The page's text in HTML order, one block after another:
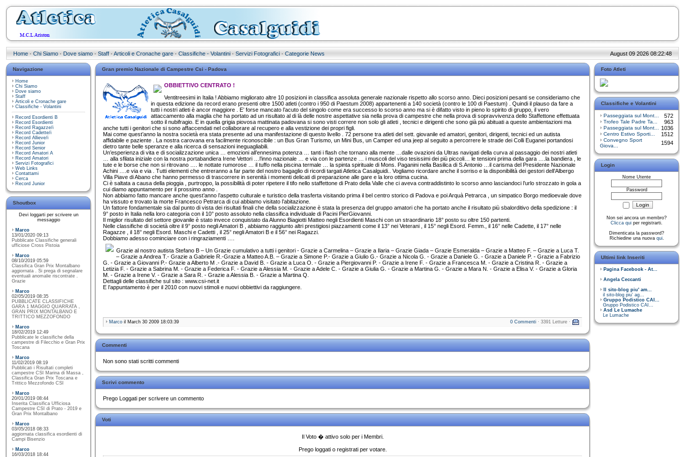
Home · Chi Siamo · Dove siamo · Staff · Articoli e Cronache gare · Classifiche - Volantini · Servizi Fotografici · Categorie News August 09 2026 08:22:48
Navigazione
Home
Chi Siamo
Dove siamo
Staff
Articoli e Cronache gare
Classifiche - Volantini
Record Esordienti B
Record Esordienti
Record Ragazze/i
Record Cadette/i
Record Allieve/i
Record Junior
Record Senior
Record Amatori A
Record Amatori
Servizi Fotografici
Web Links
Contattami
Cerca
Record Junior
Shoutbox
Devi loggarti per scrivere un
messaggio
Marco
13/01/2020 09:13
Pubblicate Classifiche generali
ufficiose Cross Pistoia
Marco
08/10/2019 05:59
Classifica Gran Prix Montalbano
aggiornata . Si prega di segnalare
eventuali anomalie riscontrate .
Grazie
Marco
02/05/2019 08:35
PUBBLICATE CLASSIFICHE
GARA 1 MAGGIO QUARRATA ,
GRAN PRIX MONTALBANO E
TRITTICO MEZZOFONDO
Marco
18/02/2019 12:49
Pubblicate le classifiche della
campestre di Filecchio e Gran Prix
Toscana
Marco
11/02/2019 08:19
Pubblicati i Risultati completi
campestre CSI Marina di Massa ,
Classifica Gran Prix Toscana e
Trittico Mezzofondo CSI
Marco
20/01/2019 08:44
Inserita Classifica Ufficiosa
Campestre CSI di Prato - 2019 e
Gran Prix Montalbano
Marco
03/05/2018 08:33
aggiornata classifica esordienti di
Campi Bisenzio
Marco
16/03/2018 18:44
Gran premio Nazionale di Campestre Csi - Padova
OBBIETTIVO CENTRATO !
Ventitreesimi in Italia ! Abbiamo migliorato altre 10 posizioni in classifica assoluta generale nazionale rispetto allo scorso anno. Dieci posizioni pesanti se consideriamo che
in questa edizione da record erano presenti oltre 1500 atleti (contro i 950 di Paestum 2008) appartenenti a 140 società (contro le 100 di Paestum) . Quindi il plauso da fare a
tutti i nostri atleti è ancor maggiore . E’ forse mancato l’acuto del singolo come era successo lo scorso anno ma si è difatto visto in pieno lo spirito di gruppo, il vero
attaccamento alla maglia che ha portato ad un risultato al di là delle nostre aspettative sia nella prova di campestre che nella prova di sopravvivenza dello Staffettone effettuata
sotto il nubifragio. E in quella grigia piovosa mattinata padovana si sono visti correre non solo gli atleti , tecnici e dirigenti che sono già più abituati a queste ambientazioni ma
anche tutti i genitori che si sono affaccendati nel collaborare al recupero e alla vestizione dei propri figli.
Mai come quest’anno la nostra società era stata presente ad una manifestazione di questo livello . 72 persone tra atleti del sett. giovanile ed amatori, genitori, dirigenti, tecnici ed un autista
affidabile e paziente . La nostra carovana era facilmente riconoscibile : un Bus Gran Turismo, un Mini Bus, un Camper ed una jeep al seguito a percorrere le strade dei Colli Euganei portandosi
dietro tante belle speranze e alla ricerca di sensazioni ineguagliabili.
Un’esperienza di vita e di socializzazione unica … emozioni all’ennesima potenza … tanti i flash che tornano alla mente …dalle ovazioni da Ultras navigati della curva al passaggio dei nostri atleti
… alla sfilata iniziale con la nostra portabandiera Irene Vettori …l’inno nazionale … e via con le partenze … i muscoli del viso tesissimi dei più piccoli… le tensioni prima della gara ….la bandiera , le
tute e le borse che non si ritrovano …. le nottate rumorose … il tuffo nella piscina termale … la spinta spirituale di Mons. Paganini nella Basilica di S.Antonio …il carisma del Presidente Nazionale
Achini ….e via e via . Tutti elementi che entreranno a far parte del nostro bagaglio di ricordi targati Atletica Casalguidi.. Vogliamo ricordare anche il sorriso e la disponibilità dei gestori dell’Albergo
Villa Piave di Abano che hanno permesso di trascorrere in serenità i momenti delicati di preparazione alle gare e la loro ottima cucina.
Ci è saltata a causa della pioggia , purtroppo, la possibilità di poter ripetere il tifo nello staffettone di Prato della Valle che ci aveva contraddistinto lo scorso anno lasciandoci l’urlo strozzato in gola a
cui diamo appuntamento per il prossimo anno .
Non abbiamo fatto mancare anche quest’anno l’aspetto culturale e turistico della trasferta visitando prima il bel centro storico di Padova e poi Arquà Petrarca , un simpatico Borgo medioevale dove
ha vissuto e trovato la morte Francesco Petrarca di cui abbiamo visitato l’abitazione.
Un fattore fondamentale sia dal punto di vista dei risultati finali che della socializzazione è stata la presenza del gruppo amatori che ha portato anche il risultato più sbalorditivo della spedizione : il
9° posto in Italia nella loro categoria con il 10° posto assoluto nella classifica individuale di Pacini PierGiovanni.
Il miglior risultato del settore giovanile è stato invece conquistato da Alunno Biagiotti Matteo negli Esordienti Maschi con un straordinario 18° posto su oltre 150 partenti.
Nelle classifiche di società oltre il 9° posto negli Amatori B , abbiamo raggiunto altri prestigiosi piazzamenti come il 13° nei Veterani , il 15° negli Esord. Femm., il 16° nelle Cadette, il 17° nelle
Ragazze , il 18° negli Esord. Maschi e Cadetti , il 25° negli Amatori B e il 56° nei Ragazzi.
Dobbiamo adesso cominciare con i ringraziamenti ….
Grazie al nostro autista Stefano B – Un Grazie cumulativo a tutti i genitori - Grazie a Carmelina – Grazie a Ilaria – Grazie Giada – Grazie Esmeralda – Grazie a Matteo F. – Grazie a Luca T.
– Grazie a Andrea T.- Grazie a Gabriele R.-Grazie a Matteo A.B. – Grazie a Simone P.- Grazie a Giulio G.- Grazie a Nicola G. - Grazie a Daniele G. - Grazie a Daniele P. - Grazie a Fabrizio
G. - Grazie a Giovanni P.- Grazie a Alberto M .- Grazie a David B. - Grazie a Luca O. - Grazie a Piergiovanni P. - Grazie a Irene F. - Grazie a Francesca M. - Grazie a Cristina R. - Grazie a
Letizia F. - Grazie a Sabrina M. - Grazie a Federica F. - Grazie a Alessia M. - Grazie a Adele C. - Grazie a Giulia G. - Grazie a Martina G. - Grazie a Mara N. - Grazie a Elisa V. - Grazie a Gloria
M. - Grazie a Irene V. - Grazie a Sara R. - Grazie a Alessia B. - Grazie a Martina Q.
Dettagli delle classifiche sul sito : www.csi-net.it
E l’appuntamento è per il 2010 con nuovi stimoli e nuovi obbiettivi da raggiungere.
Marco il March 30 2009 18:03:39 0 Commenti · 3391 Letture ·
Commenti
Non sono stati scritti commenti
Scrivi commento
Prego Loggati per scrivere un commento
Voti
Il Voto � attivo solo per i Membri.
Prego loggati o registrati per votare.
Foto Atleti
Classifiche e Volantini
Passeggiata sul Mont... 572
Trofeo Tale Padre Ta... 963
Passeggiata sul Mont... 1036
Centro Estivo Sporti... 1512
Convegno Sport
Giova...
1594
Login
Nome Utente
Password
Non sei ancora un membro?
Clicca qui per registrarti.
Dimenticata la password?
Richiedine una nuova qui.
Ultimi link Inseriti
Pagina Facebook - At...
Angela Ceccanti
Il sito-blog piu' am...
il sito-blog piu' ag...
Gruppo Podistico CAI...
Gruppo Podistico CAI...
Asd Le Lumache
Le Lumache